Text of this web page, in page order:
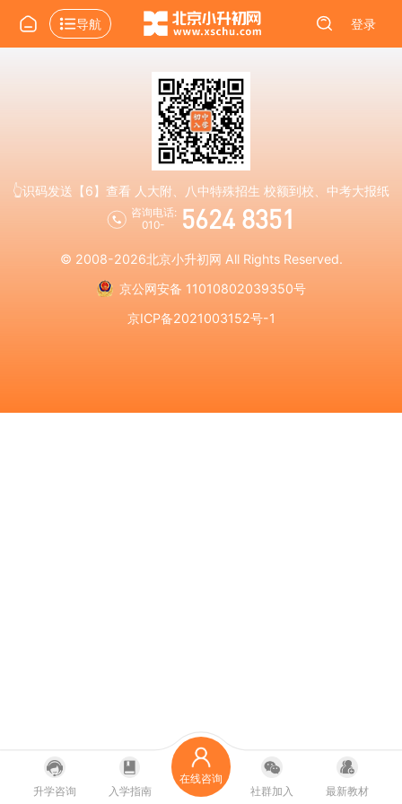
导航 登录
👆识码发送【6】查看 人大附、八中特殊招生 校额到校、中考大报纸
咨询电话:
010-
5624 8351
© 2008-2026北京小升初网 All Rights Reserved.
京公网安备 11010802039350号
京ICP备2021003152号-1
升学咨询 入学指南
在线咨询
社群加入
最新教材